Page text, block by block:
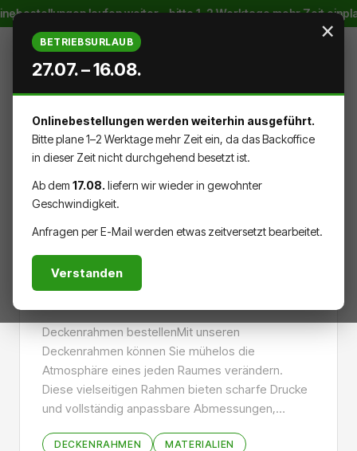
Zum Hauptinhalt springenlaufen weiter – bitte 1–2 Werktage mehr Zeit
DU HAST 0 PRODUKTE AUF
MATERIALIEN
Deckenrahmen
Deckenrahmen bestellenMit unseren
Deckenrahmen können Sie mühelos die
Atmosphäre eines jeden Raumes verändern.
Diese vielseitigen Rahmen bieten scharfe Drucke
und vollständig anpassbare Abmessungen,…
DECKENRAHMEN
MATERIALIEN
×
BETRIEBSURLAUB
27.07. – 16.08.
Onlinebestellungen werden weiterhin ausgeführt.
Bitte plane 1–2 Werktage mehr Zeit ein, da das Backoffice
in dieser Zeit nicht durchgehend besetzt ist.
Ab dem 17.08. liefern wir wieder in gewohnter
Geschwindigkeit.
Anfragen per E-Mail werden etwas zeitversetzt bearbeitet.
Verstanden